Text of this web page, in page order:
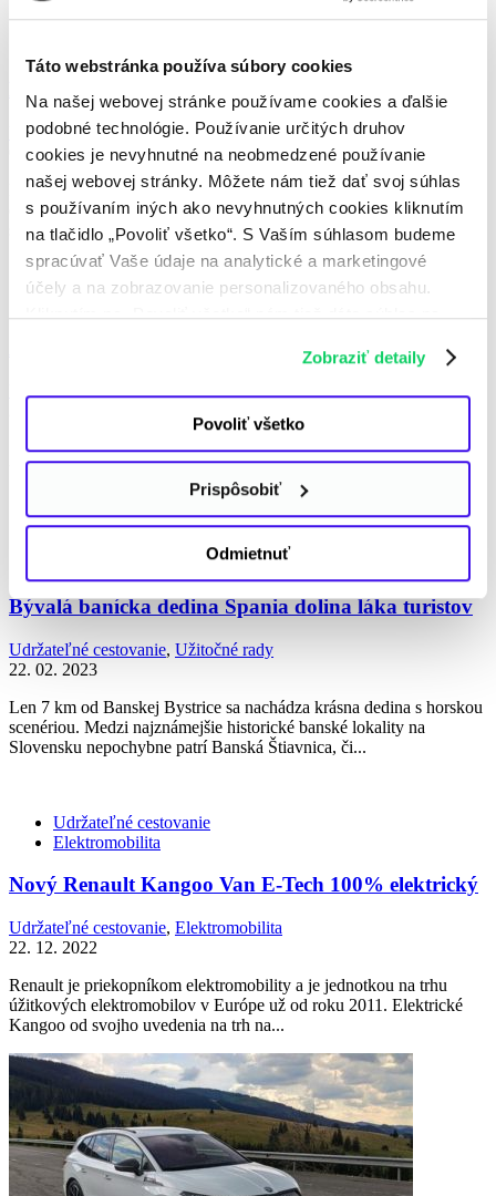
Táto webstránka používa súbory cookies
Na našej webovej stránke používame cookies a ďalšie
podobné technológie. Používanie určitých druhov
cookies je nevyhnutné na neobmedzené používanie
našej webovej stránky. Môžete nám tiež dať svoj súhlas
s používaním iných ako nevyhnutných cookies kliknutím
na tlačidlo „Povoliť všetko“. S Vaším súhlasom budeme
spracúvať Vaše údaje na analytické a marketingové
účely a na zobrazovanie personalizovaného obsahu.
Kliknutím na „Povoliť všetko“ nám tiež dáte súhlas na
najmä v USA a v iných tretích krajinách. Ďalšie
informácie nájdete v osobitných nastaveniach
Informácii o spracúvaní údajov
môžete kedykoľvek odvolať.
Zobraziť detaily
Povoliť všetko
Prispôsobiť
Odmietnuť
Udržateľné cestovanie
Udržateľné cestovanie,Užitočné rady
01. 08. 2023
Barborská cesta, najdlhšia náučno-poznávacia trasa na Slovensku, je
dlhá takmer 190 km a spája banské pamiatky a zaujímavostí na
strednom Slovensku. Spája mestá a lokality, ktoré...
Ako šetriť energiu s mobilom v ruke?
Spoznajte užitočné tipy, ako šetriť batériu na telefóne a tým pádom
ušetriť aj na energiách.
Udržateľné cestovanie
Bývalá banícka dedina Špania dolina láka turistov
Udržateľné cestovanie, Užitočné rady
22. 02. 2023
Len 7 km od Banskej Bystrice sa nachádza krásna dedina s horskou
scenériou. Medzi najznámejšie historické banské lokality na
Slovensku nepochybne patrí Banská Štiavnica, či...
Udržateľné cestovanie
Elektromobilita
Nový Renault Kangoo Van E-Tech 100% elektrický
Udržateľné cestovanie, Elektromobilita
22. 12. 2022
Renault je priekopníkom elektromobility a je jednotkou na trhu
úžitkových elektromobilov v Európe už od roku 2011. Elektrické
Kangoo od svojho uvedenia na trh na...